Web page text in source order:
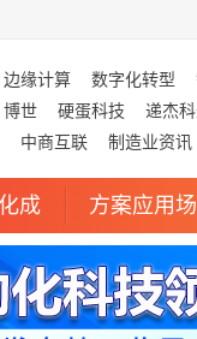
边缘计算 数字化转型
博世 硬蛋科技 递杰
中商互联 制造业资讯
成 方案应用场